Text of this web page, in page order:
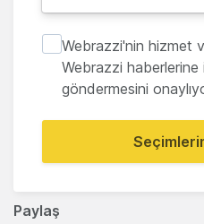
Paylaş
Webrazzi'nin hizmet
Webrazzi
göndermesini